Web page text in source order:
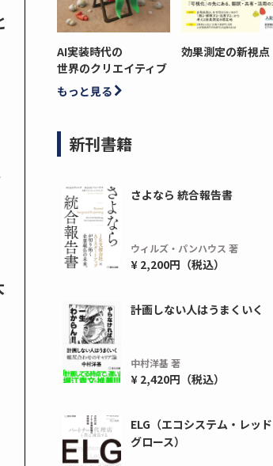
AI実装時代の
世界のクリエイティブ
効果測定の新視点
もっと見る
新刊書籍
さよなら 統合報告書
ウィルズ・パンハウス 著
¥ 2,200円（税込）
計画しない人はうまくいく
中村洋基 著
¥ 2,420円（税込）
ELG（エコシステム・レッド
グロース）